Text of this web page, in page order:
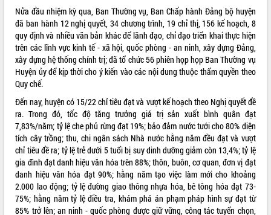
VIDEO
Nửa đầu nhiệm kỳ qua, Ban Thường vụ, Ban Chấp hành Đảng bộ huyện
đã ban hành 12 nghị quyết, 34 chương trình, 19 chỉ thị, 156 kế hoạch, 8
quy định và nhiều văn bản khác để lãnh đạo, chỉ đạo triển khai thực hiện
trên các lĩnh vực kinh tế - xã hội, quốc phòng - an ninh, xây dựng Đảng,
xây dựng hệ thống chính trị; đã tổ chức 56 phiên họp họp Ban Thường vụ
Huyện ủy để kịp thời cho ý kiến vào các nội dung thuộc thẩm quyền theo
Quy chế.
Đến nay, huyện có 15/22 chỉ tiêu đạt và vượt kế hoạch theo Nghị quyết đề
ra. Trong đó, tốc độ tăng trưởng giá trị sản xuất bình quân đạt
7,83%/năm; tỷ lệ che phủ rừng đạt 19%; bảo đảm nước tưới cho 80% diện
tích cây trồng; thu, chi ngân sách Nhà nước hằng năm đều đạt và vượt
chỉ tiêu đề ra; tỷ lệ trẻ dưới 5 tuổi bị suy dinh dưỡng giảm còn 13,4%; tỷ lệ
gia đình đạt danh hiệu văn hóa trên 88%; thôn, buôn, cơ quan, đơn vị đạt
danh hiệu văn hóa đạt 90%; hằng năm tạo việc làm mới cho khoảng
2.000 lao động; tỷ lệ đường giao thông nhựa hóa, bê tông hóa đạt 73-
75%; hằng năm tỷ lệ điều tra, khám phá án phạm pháp hình sự đạt từ
85% trở lên; an ninh - quốc phòng được giữ vững, công tác tuyển chọn,